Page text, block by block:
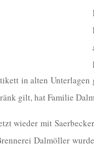
in alten
gilt, hat Familie
wieder mit
Dalmöller